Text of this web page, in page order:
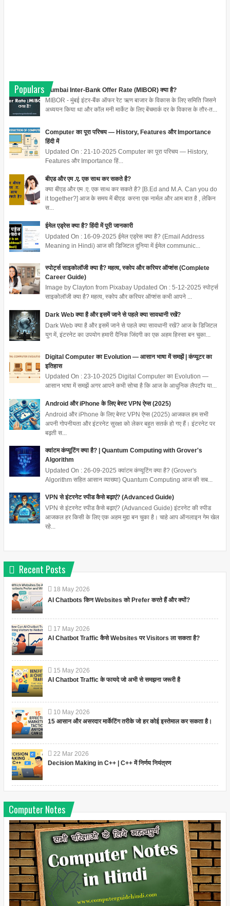
Populars
Mumbai Inter-Bank Offer Rate (MIBOR) क्या है?
MIBOR - मुंबई इंटर-बैंक ऑफर रेट ऋण बाजार के विकास के लिए समिति जिसने
अध्ययन किया था और कॉल मनी मार्केट के लिए बेंचमार्क दर के विकास के तौर-त...
Computer का पूरा परिचय — History, Features और Importance
हिंदी में
Updated On : 21-10-2025 Computer का पूरा परिचय — History,
Features और Importance हिं...
बीएड और एम .ए. एक साथ कर सकते है?
क्या बीएड और एम .ए. एक साथ कर सकते है? [B.Ed and M.A. Can you do
it together?] आज के समय में बीएड करना एक नार्मल और आम बात है , लेकिन
स...
ईमेल एड्रेस क्या है? हिंदी में पूरी जानकारी
Updated On : 16-09-2025 ईमेल एड्रेस क्या है? (Email Address
Meaning in Hindi) आज की डिजिटल दुनिया में ईमेल communic...
स्पोर्ट्स साइकोलॉजी क्या है? महत्व, स्कोप और करियर ऑप्शंस (Complete
Career Guide)
Image by Clayton from Pixabay Updated On : 5-12-2025 स्पोर्ट्स
साइकोलॉजी क्या है? महत्व, स्कोप और करियर ऑप्शंस कभी आपने ...
Dark Web क्या है और इसमें जाने से पहले क्या सावधानी रखें?
Dark Web क्या है और इसमें जाने से पहले क्या सावधानी रखें? आज के डिजिटल
युग में, इंटरनेट का उपयोग हमारी दैनिक जिंदगी का एक अहम हिस्सा बन चुका...
Digital Computer का Evolution — आसान भाषा में समझें | कंप्यूटर का
इतिहास
Updated On : 23-10-2025 Digital Computer का Evolution —
आसान भाषा में समझें अगर आपने कभी सोचा है कि आज के आधुनिक लैपटॉप या...
Android और iPhone के लिए बेस्ट VPN ऐप्स (2025)
Android और iPhone के लिए बेस्ट VPN ऐप्स (2025) आजकल हम सभी
अपनी गोपनीयता और इंटरनेट सुरक्षा को लेकर बहुत सतर्क हो गए हैं। इंटरनेट पर
बढ़ती स...
क्वांटम कंप्यूटिंग क्या है? | Quantum Computing with Grover's
Algorithm
Updated On : 26-09-2025 क्वांटम कंप्यूटिंग क्या है? (Grover's
Algorithm सहित आसान व्याख्या) Quantum Computing आज की सब...
VPN से इंटरनेट स्पीड कैसे बढ़ाएं? (Advanced Guide)
VPN से इंटरनेट स्पीड कैसे बढ़ाएं? (Advanced Guide) इंटरनेट की स्पीड
आजकल हर किसी के लिए एक अहम मुद्दा बन चुका है। चाहे आप ऑनलाइन गेम खेल
रहे...
Recent Posts
18 May 2026
AI Chatbots किन Websites को Prefer करते हैं और क्यों?
17 May 2026
AI Chatbot Traffic कैसे Websites पर Visitors ला सकता है?
15 May 2026
AI Chatbot Traffic के फायदे जो अभी से समझना जरूरी है
10 May 2026
15 आसान और असरदार मार्केटिंग तरीके जो हर कोई इस्तेमाल कर सकता है।
22 Mar 2026
Decision Making in C++ | C++ में निर्णय नियंत्रण
Computer Notes